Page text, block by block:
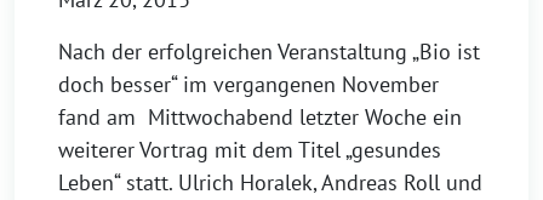
Nach der erfolgreichen Veranstaltung „Bio ist
doch besser“ im vergangenen November
fand am Mittwochabend letzter Woche ein
weiterer Vortrag mit dem Titel „gesundes
Leben“ statt. Ulrich Horalek, Andreas Roll und